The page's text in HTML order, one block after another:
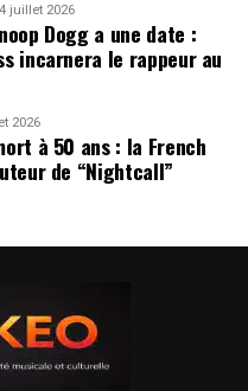
juillet 2026
Dogg a une date :
incarnera le rappeur au
2026
à 50 ans : la French
de “Nightcall”